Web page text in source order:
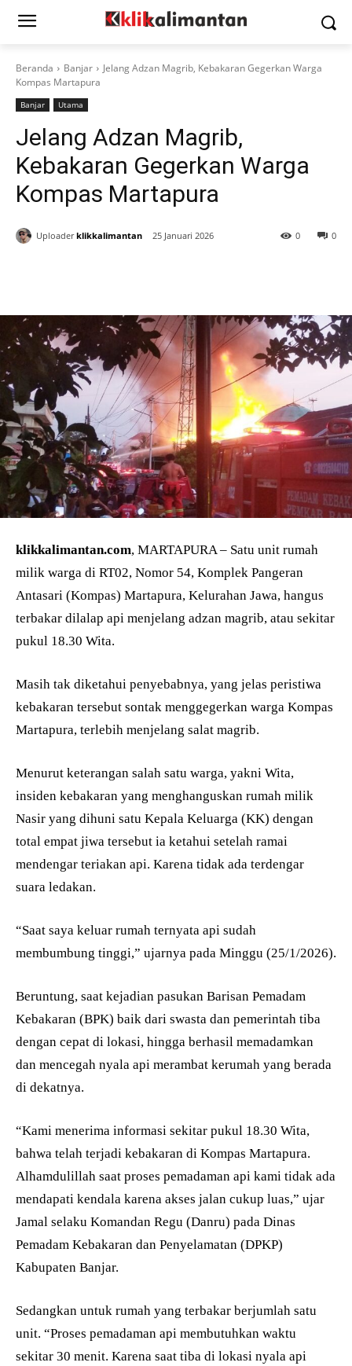
Beranda Banjar
Jelang Adzan Magrib, Kebakaran Gegerkan Warga
Kompas Martapura
Banjar Utama
Jelang Adzan Magrib,
Kebakaran Gegerkan Warga
Kompas Martapura
Uploader klikkalimantan 25 Januari 2026 0
0
klikkalimantan.com, MARTAPURA – Satu unit rumah
milik warga di RT02, Nomor 54, Komplek Pangeran
Antasari (Kompas) Martapura, Kelurahan Jawa, hangus
terbakar dilalap api menjelang adzan magrib, atau sekitar
pukul 18.30 Wita.
Masih tak diketahui penyebabnya, yang jelas peristiwa
kebakaran tersebut sontak menggegerkan warga Kompas
Martapura, terlebih menjelang salat magrib.
Menurut keterangan salah satu warga, yakni Wita,
insiden kebakaran yang menghanguskan rumah milik
Nasir yang dihuni satu Kepala Keluarga (KK) dengan
total empat jiwa tersebut ia ketahui setelah ramai
mendengar teriakan api. Karena tidak ada terdengar
suara ledakan.
“Saat saya keluar rumah ternyata api sudah
membumbung tinggi,” ujarnya pada Minggu (25/1/2026).
Beruntung, saat kejadian pasukan Barisan Pemadam
Kebakaran (BPK) baik dari swasta dan pemerintah tiba
dengan cepat di lokasi, hingga berhasil memadamkan
dan mencegah nyala api merambat kerumah yang berada
di dekatnya.
“Kami menerima informasi sekitar pukul 18.30 Wita,
bahwa telah terjadi kebakaran di Kompas Martapura.
Alhamdulillah saat proses pemadaman api kami tidak ada
mendapati kendala karena akses jalan cukup luas,” ujar
Jamal selaku Komandan Regu (Danru) pada Dinas
Pemadam Kebakaran dan Penyelamatan (DPKP)
Kabupaten Banjar.
Sedangkan untuk rumah yang terbakar berjumlah satu
unit. “Proses pemadaman api membutuhkan waktu
sekitar 30 menit. Karena saat tiba di lokasi nyala api